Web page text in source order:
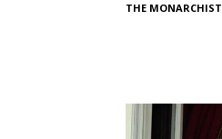
THE MONARCHIST